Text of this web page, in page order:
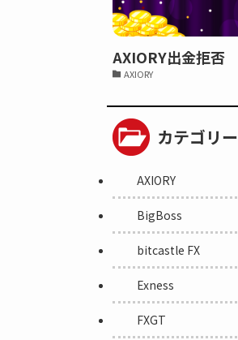
AXIORY出金拒否
AXIORY
カテゴリー
AXIORY
BigBoss
bitcastle FX
Exness
FXGT